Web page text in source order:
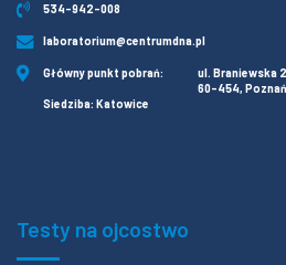
534-942-008
laboratorium@centrumdna.pl
Główny punkt pobrań:
ul. Braniewska
60-454, Poznań
Siedziba: Katowice
Testy na ojcostwo